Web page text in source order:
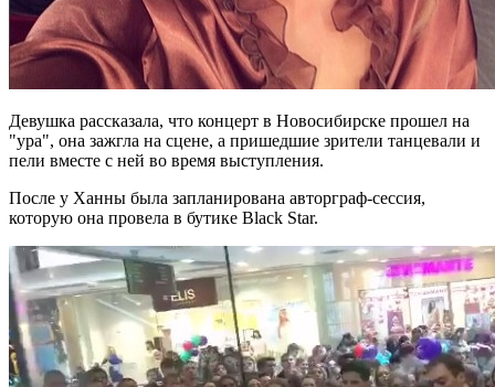
Девушка рассказала, что концерт в Новосибирске прошел на
"ура", она зажгла на сцене, а пришедшие зрители танцевали и
пели вместе с ней во время выступления.
После у Ханны была запланирована авторграф-сессия,
которую она провела в бутике Black Star.